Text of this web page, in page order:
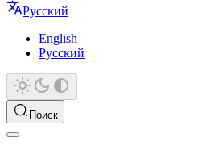
Русский
English
Русский
Поиск